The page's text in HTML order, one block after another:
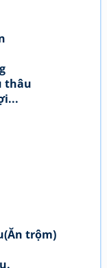
thâu
trộm)